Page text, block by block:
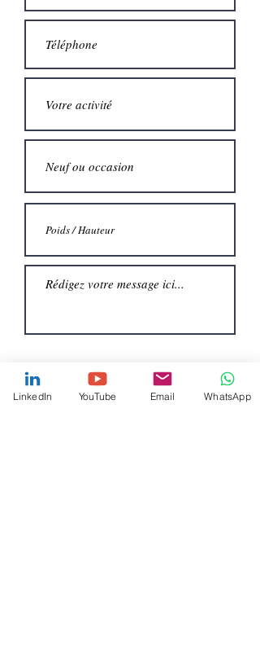
LinkedIn YouTube Email WhatsApp